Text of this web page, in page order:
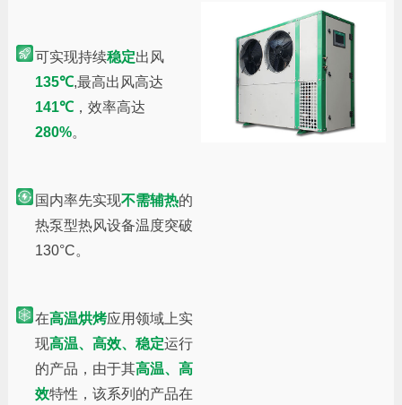
可实现持续稳定出风
135℃,最高出风高达
141℃，效率高达
280%。
国内率先实现不需辅热的
热泵型热风设备温度突破
130°C。
在高温烘烤应用领域上实
现高温、高效、稳定运行
的产品，由于其高温、高
效特性，该系列的产品在